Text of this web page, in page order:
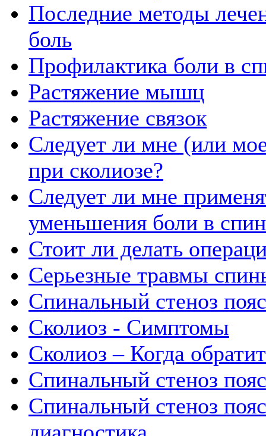
Последние методы
боль
Профилактика боли в
Растяжение мышц
Растяжение связок
Следует ли мне (или
при сколиозе?
Следует ли мне
уменьшения боли в
Стоит ли делать
Серьезные травмы
Спинальный стеноз
Сколиоз - Симптомы
Сколиоз – Когда
Спинальный стеноз
Спинальный стеноз